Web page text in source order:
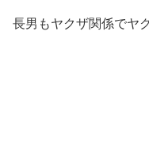
長男もヤクザ関係でヤ